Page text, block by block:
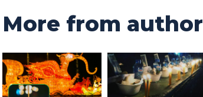
More from author